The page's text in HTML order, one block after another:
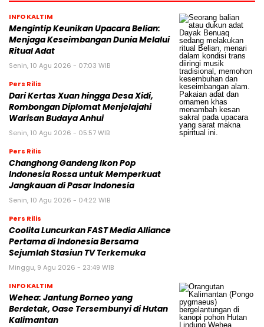
INFO KALTIM
Mengintip Keunikan Upacara Belian:
Menjaga Keseimbangan Dunia Melalui
Ritual Adat
Senin, 10 Agu 2026 - 07:03 WIB
Pers Rilis
Dari Kertas Xuan hingga Desa Xidi,
Rombongan Diplomat Menjelajahi
Warisan Budaya Anhui
Senin, 10 Agu 2026 - 05:57 WIB
Pers Rilis
Changhong Gandeng Ikon Pop
Indonesia Rossa untuk Memperkuat
Jangkauan di Pasar Indonesia
Senin, 10 Agu 2026 - 04:22 WIB
Pers Rilis
Coolita Luncurkan FAST Media Alliance
Pertama di Indonesia Bersama
Sejumlah Stasiun TV Terkemuka
Minggu, 9 Agu 2026 - 23:49 WIB
INFO KALTIM
Wehea: Jantung Borneo yang
Berdetak, Oase Tersembunyi di Hutan
Kalimantan